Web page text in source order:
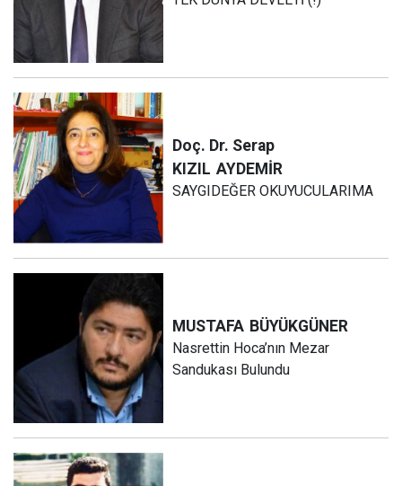
Doç. Dr. Serap
KIZIL AYDEMİR
SAYGIDEĞER OKUYUCULARIMA
MUSTAFA BÜYÜKGÜNER
Nasrettin Hoca’nın Mezar
Sandukası Bulundu